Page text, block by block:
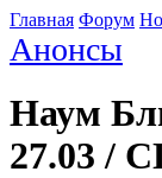
Главная Форум
Анонсы
Наум
27.03 /